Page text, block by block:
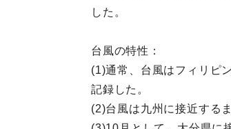
した。
台風の特性：
(1)通常、台風はフィリピ
記録した。
(2)台風は九州に接近する